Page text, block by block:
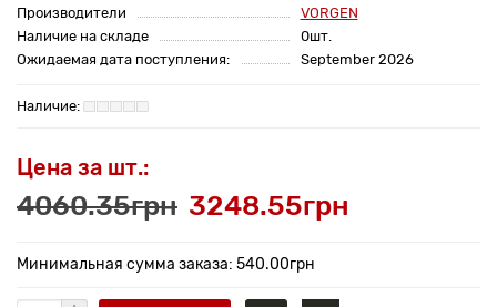
Производители
VORGEN
Наличие на складе
0шт.
Ожидаемая дата поступления:
September 2026
Цена за шт.:
4060.35грн 3248.55грн
Минимальная сумма заказа: 540.00грн